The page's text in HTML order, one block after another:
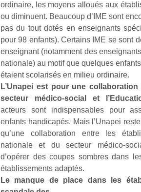
ordinaire, les moyens alloués aux
ou diminuent. Beaucoup d’IME sont
pas du tout dotés en enseignants
pour 98 enfants). Certains IME se sont
enseignant (notamment des
nationale) au motif que quelques
étaient scolarisés en milieu ordinaire.
L’Unapei est pour une
secteur médico‐social et
acteurs sont indispensables pour
enfants handicapés. Mais l’Unapei
qu’une collaboration entre les
nationale et du secteur
d’opérer des coupes sombres dans
établissements adaptés.
Le manque de place dans les
…